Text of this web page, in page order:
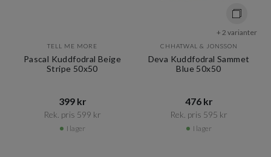
TELL ME MORE
Pascal Kuddfodral Beige
Stripe 50x50
399 kr​​
Rek. pris 599 kr​​
I lager
+ 2 varianter
CHHATWAL & JONSSON
Deva Kuddfodral Sammet
Blue 50x50
476 kr​​
Rek. pris 595 kr​​
I lager